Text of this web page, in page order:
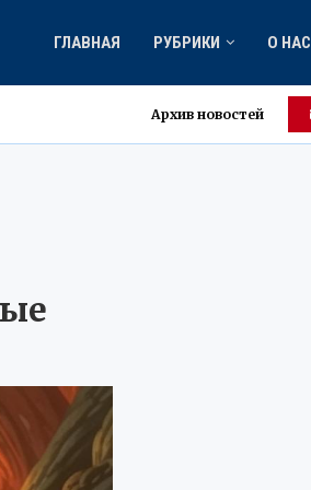
ГЛАВНАЯ РУБРИКИ О НАС
Архив новостей